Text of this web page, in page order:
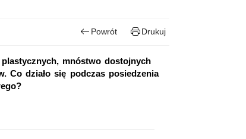
Powrót Drukuj
mnóstwo dostojnych
Co działo się podczas posiedzenia